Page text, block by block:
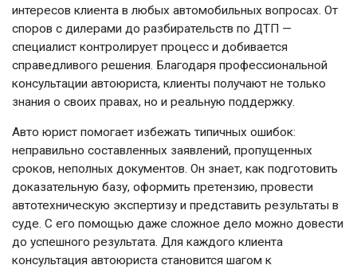
интересов клиента в любых автомобильных вопросах. От
споров с дилерами до разбирательств по ДТП —
специалист контролирует процесс и добивается
справедливого решения. Благодаря профессиональной
консультации автоюриста, клиенты получают не только
знания о своих правах, но и реальную поддержку.
Авто юрист помогает избежать типичных ошибок:
неправильно составленных заявлений, пропущенных
сроков, неполных документов. Он знает, как подготовить
доказательную базу, оформить претензию, провести
автотехническую экспертизу и представить результаты в
суде. С его помощью даже сложное дело можно довести
до успешного результата. Для каждого клиента
консультация автоюриста становится шагом к